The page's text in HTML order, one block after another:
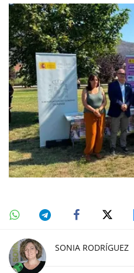
SONIA RODRÍGUEZ